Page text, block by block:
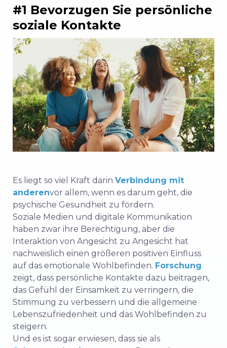
#1 Bevorzugen Sie persönliche
soziale Kontakte
Es liegt so viel Kraft darin Verbindung mit
anderenvor allem, wenn es darum geht, die
psychische Gesundheit zu fördern.
Soziale Medien und digitale Kommunikation
haben zwar ihre Berechtigung, aber die
Interaktion von Angesicht zu Angesicht hat
nachweislich einen größeren positiven Einfluss
auf das emotionale Wohlbefinden. Forschung
zeigt, dass persönliche Kontakte dazu beitragen,
das Gefühl der Einsamkeit zu verringern, die
Stimmung zu verbessern und die allgemeine
Lebenszufriedenheit und das Wohlbefinden zu
steigern.
Und es ist sogar erwiesen, dass sie als